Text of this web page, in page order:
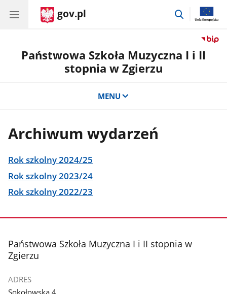
gov.pl
przejdź
Państwowa Szkoła Muzyczna I i II
stopnia w Zgierzu
MENU
Archiwum wydarzeń
Rok szkolny 2024/25
Rok szkolny 2023/24
Rok szkolny 2022/23
stopka
Państwowa Szkoła Muzyczna I i II stopnia w
Zgierzu
ADRES